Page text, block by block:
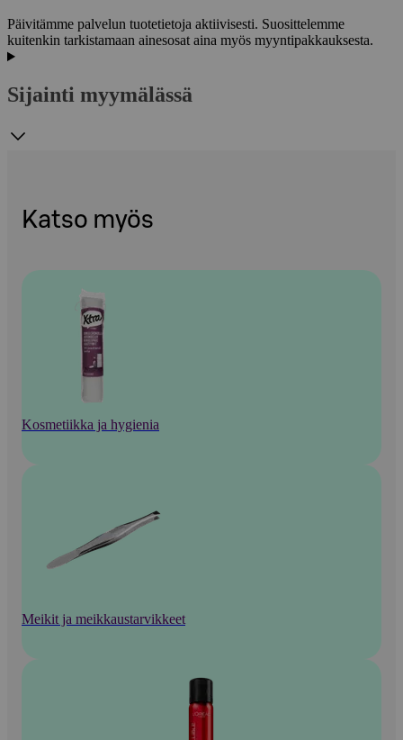
Päivitämme palvelun tuotetietoja aktiivisesti. Suosittelemme
kuitenkin tarkistamaan ainesosat aina myös myyntipakkauksesta.
Sijainti myymälässä
Katso myös
Kosmetiikka ja hygienia
Meikit ja meikkaustarvikkeet